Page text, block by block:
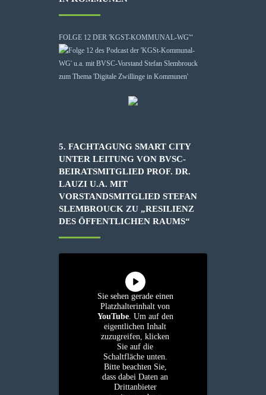
FOLGE 12 DER 'KGST-KOMMUNAL-WG'“
5. FACHTAGUNG SMART CITY
UNTER LEITUNG VON BVSC-
BEIRATSMITGLIED PROF. DR.
LAUZI U.A. MIT
VORSTANDSMITGLIED STEFAN
SLEMBROUCK ZU „RESILIENZ
DES ÖFFENTLICHEN RAUMS“
Sie sehen gerade einen
Platzhalterinhalt von
YouTube. Um auf den
eigentlichen Inhalt
zuzugreifen, klicken
Sie auf die
Schaltfläche unten.
Bitte beachten Sie,
dass dabei Daten an
Drittanbieter